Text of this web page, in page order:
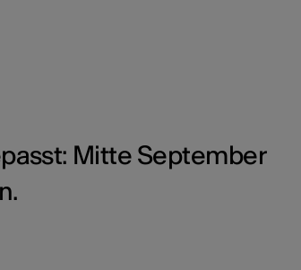
Mitte September